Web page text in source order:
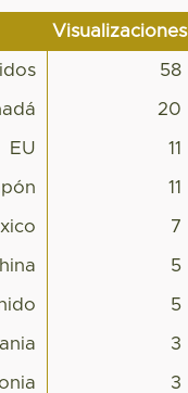
Visualizaciones
58
20
EU 11
11
7
5
5
3
3